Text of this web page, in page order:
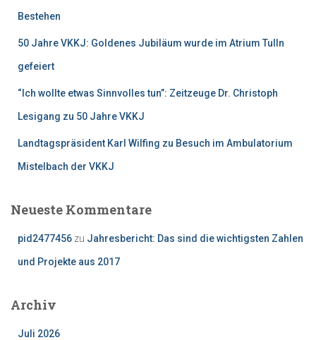
Bestehen
50 Jahre VKKJ: Goldenes Jubiläum wurde im Atrium Tulln
gefeiert
“Ich wollte etwas Sinnvolles tun”: Zeitzeuge Dr. Christoph
Lesigang zu 50 Jahre VKKJ
Landtagspräsident Karl Wilfing zu Besuch im Ambulatorium
Mistelbach der VKKJ
Neueste Kommentare
pid2477456 zu Jahresbericht: Das sind die wichtigsten Zahlen
und Projekte aus 2017
Archiv
Juli 2026